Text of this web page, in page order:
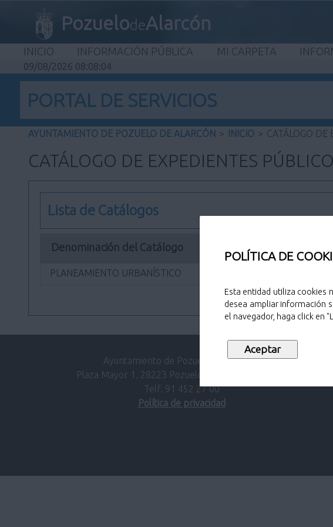
POLÍTICA DE
Esta entidad utiliza cookies
desea ampliar información
el navegador, haga click en
PozuelodeAlarcón
INICIO INFORMACIÓN PÚBLICA MI CARPETA
09/08/2026 08:08:04
PORTAL DE SERVICIOS
AYUNTAMIENTO DE POZUELO DE ALARCÓN > INICIO > CATÁLOGO DE
CATÁLOGO DE EXPEDIENTES
Lista de Catálogos
Denominación del Catálogo
PLANEAMIENTO URBANÍSTICO
Ayuntamiento de Pozuelo de Alarcón.
Plaza Mayor 1, 28223 Pozuelo de Alarcón (Madrid)
Telf. 91 452 27 00
Política de privacidad